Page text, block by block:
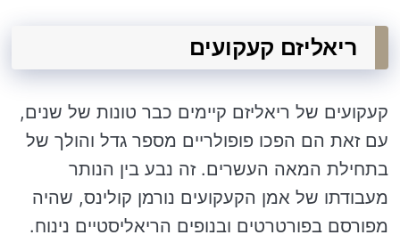
ריאליזם קעקועים
קעקועים של ריאליזם קיימים כבר טונות של שנים,
עם זאת הם הפכו פופולריים מספר גדל והולך של
בתחילת המאה העשרים. זה נבע בין הנותר
מעבודתו של אמן הקעקועים נורמן קולינס, שהיה
מפורסם בפורטרטים ובנופים הריאליסטיים נינוח.